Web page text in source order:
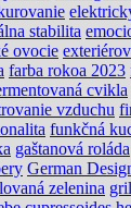
stabilita
ovocie
farba rokoa 2023
cvikla
vzduchu
funkčná
gaštanová roláda
German
zelenina